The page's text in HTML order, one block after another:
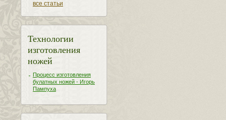
все статьи
Технологии
изготовления
ножей
Процесс изготовления
булатных ножей - Игорь
Пампуха